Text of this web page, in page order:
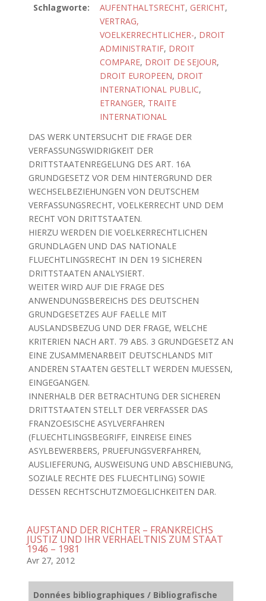
Schlagworte:
AUFENTHALTSRECHT, GERICHT,
VERTRAG,
VOELKERRECHTLICHER-, DROIT
ADMINISTRATIF, DROIT
COMPARE, DROIT DE SEJOUR,
DROIT EUROPEEN, DROIT
INTERNATIONAL PUBLIC,
ETRANGER, TRAITE
INTERNATIONAL
DAS WERK UNTERSUCHT DIE FRAGE DER
VERFASSUNGSWIDRIGKEIT DER
DRITTSTAATENREGELUNG DES ART. 16A
GRUNDGESETZ VOR DEM HINTERGRUND DER
WECHSELBEZIEHUNGEN VON DEUTSCHEM
VERFASSUNGSRECHT, VOELKERRECHT UND DEM
RECHT VON DRITTSTAATEN.
HIERZU WERDEN DIE VOELKERRECHTLICHEN
GRUNDLAGEN UND DAS NATIONALE
FLUECHTLINGSRECHT IN DEN 19 SICHEREN
DRITTSTAATEN ANALYSIERT.
WEITER WIRD AUF DIE FRAGE DES
ANWENDUNGSBEREICHS DES DEUTSCHEN
GRUNDGESETZES AUF FAELLE MIT
AUSLANDSBEZUG UND DER FRAGE, WELCHE
KRITERIEN NACH ART. 79 ABS. 3 GRUNDGESETZ AN
EINE ZUSAMMENARBEIT DEUTSCHLANDS MIT
ANDEREN STAATEN GESTELLT WERDEN MUESSEN,
EINGEGANGEN.
INNERHALB DER BETRACHTUNG DER SICHEREN
DRITTSTAATEN STELLT DER VERFASSER DAS
FRANZOESISCHE ASYLVERFAHREN
(FLUECHTLINGSBEGRIFF, EINREISE EINES
ASYLBEWERBERS, PRUEFUNGSVERFAHREN,
AUSLIEFERUNG, AUSWEISUNG UND ABSCHIEBUNG,
SOZIALE RECHTE DES FLUECHTLING) SOWIE
DESSEN RECHTSCHUTZMOEGLICHKEITEN DAR.
AUFSTAND DER RICHTER – FRANKREICHS
JUSTIZ UND IHR VERHAELTNIS ZUM STAAT
1946 – 1981
Avr 27, 2012
Données bibliographiques / Bibliografische